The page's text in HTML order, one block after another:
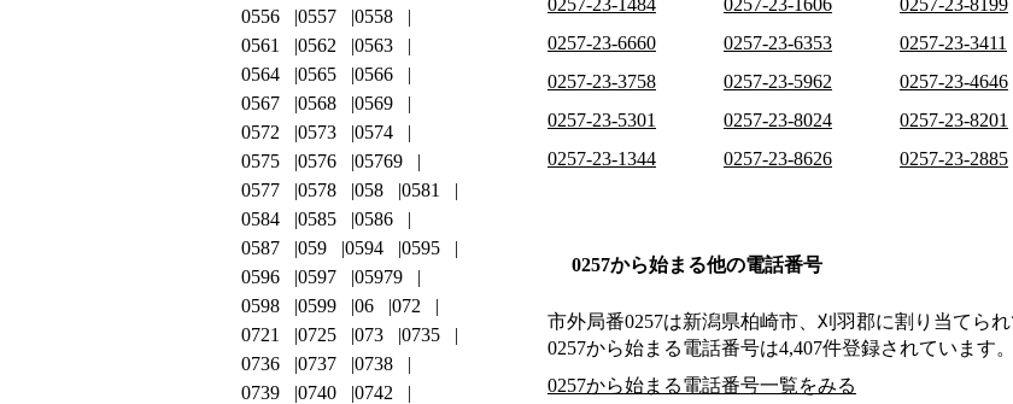
0257-23-6660
0257-23-6353 0257-23-3411
0257-23-3758
0257-23-5962 0257-23-4646
0257-23-5301
0257-23-8024 0257-23-8201
0257-23-1344
0257-23-8626 0257-23-2885
0257から始まる他の電話番号
市外局番0257は新潟県柏崎市、刈羽郡に割り当てら
0257から始まる電話番号は4,407件登録されています。
0257から始まる電話番号一覧をみる
0556
0557
0558
0561
0562
0563
0564
0565
0566
0567
0568
0569
0572
0573
0574
0575
0576
05769
0577
0578 058
0581
0584
0585
0586
0587
059 0594
0595
0596
0597
05979
0598
0599 06
072
0721
0725 073
0735
0736
0737
0738
0739
0740
0742